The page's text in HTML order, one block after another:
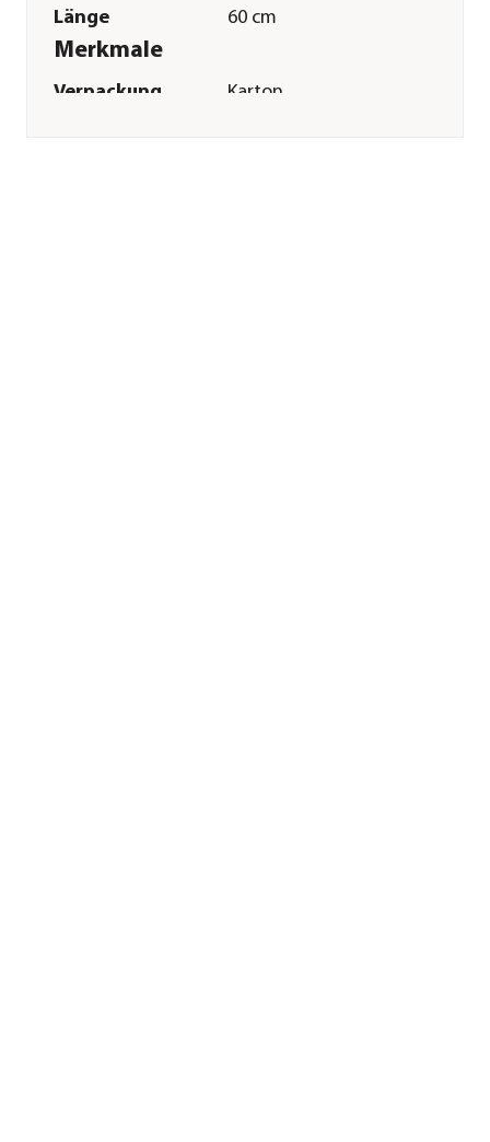
Länge 60 cm
Merkmale
Verpackung Karton